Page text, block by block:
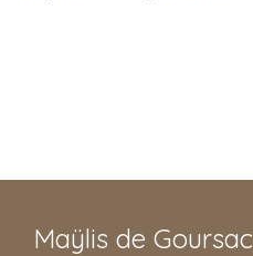
Maÿlis de Goursac